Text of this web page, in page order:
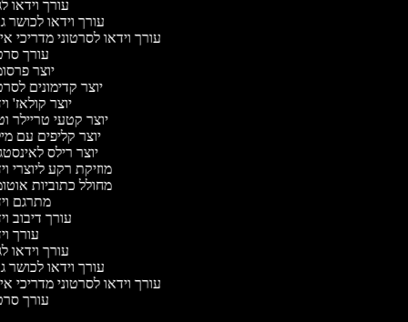
עורך וידאו
עורך וידאו לכושר
עורך וידאו לסרטוני מדריכי
עורך
יוצר
יוצר קדימונים
יוצר קולאז'
יוצר קטעי טריילר
יוצר קליפים עם
יוצר רילס
מוזיקת רקע ליוצרי
מחולל כתוביות
מתרגם
עורך דיבוב
עורך
עורך וידאו
עורך וידאו לכושר
עורך וידאו לסרטוני מדריכי
עורך